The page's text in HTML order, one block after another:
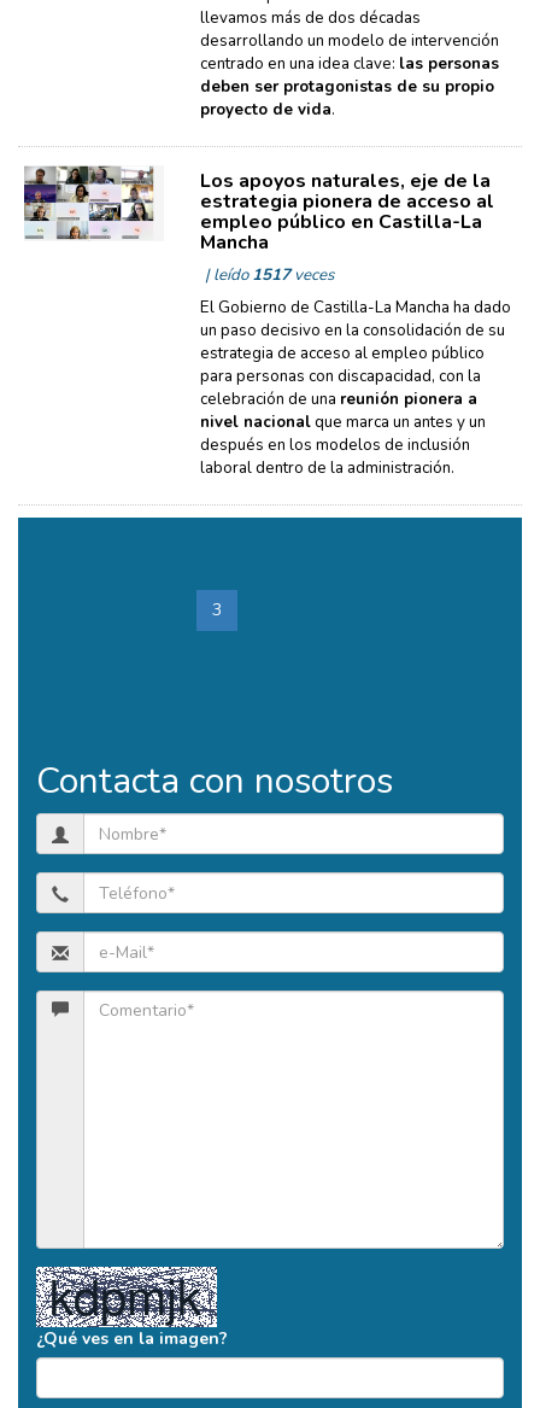
llevamos más de dos décadas
desarrollando un modelo de intervención
centrado en una idea clave: las personas
deben ser protagonistas de su propio
proyecto de vida.
Los apoyos naturales, eje de la
estrategia pionera de acceso al
empleo público en Castilla-La
Mancha
| leído1517veces
El Gobierno de Castilla-La Mancha ha dado
un paso decisivo en la consolidación de su
estrategia de acceso al empleo público
para personas con discapacidad, con la
celebración de una reunión pionera a
nivel nacionalque marca un antes y un
después en los modelos de inclusión
laboral dentro de la administración.
3
Contacta con nosotros
¿Qué ves en la imagen?